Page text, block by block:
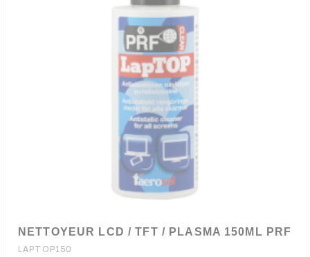
NETTOYEUR LCD / TFT / PLASMA 150ML PRF
LAPTOP150